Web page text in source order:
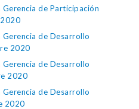
de Participación
de Desarrollo
2020
de Desarrollo
2020
de Desarrollo
2020